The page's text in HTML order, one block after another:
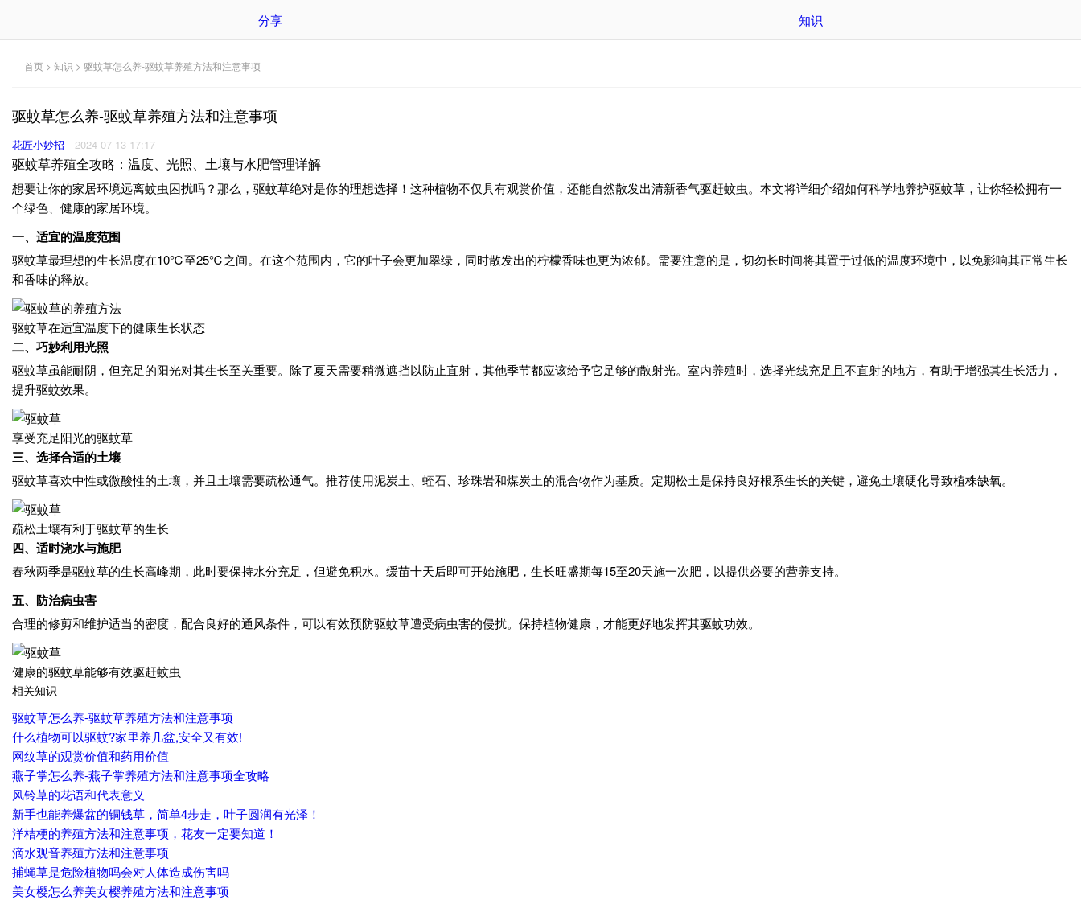
分享 知识
首页 > 知识 > 驱蚊草怎么养-驱蚊草养殖方法和注意事项
驱蚊草怎么养-驱蚊草养殖方法和注意事项
花匠小妙招 2024-07-13 17:17
驱蚊草养殖全攻略：温度、光照、土壤与水肥管理详解
想要让你的家居环境远离蚊虫困扰吗？那么，驱蚊草绝对是你的理想选择！这种植物不仅具有观赏价值，还能自然散发出清新香气驱赶蚊虫。本文将详细介绍如何科学地养护驱蚊草，让你轻松拥有一
个绿色、健康的家居环境。
一、适宜的温度范围
驱蚊草最理想的生长温度在10℃至25℃之间。在这个范围内，它的叶子会更加翠绿，同时散发出的柠檬香味也更为浓郁。需要注意的是，切勿长时间将其置于过低的温度环境中，以免影响其正常生长
和香味的释放。
驱蚊草在适宜温度下的健康生长状态
二、巧妙利用光照
驱蚊草虽能耐阴，但充足的阳光对其生长至关重要。除了夏天需要稍微遮挡以防止直射，其他季节都应该给予它足够的散射光。室内养殖时，选择光线充足且不直射的地方，有助于增强其生长活力，
提升驱蚊效果。
享受充足阳光的驱蚊草
三、选择合适的土壤
驱蚊草喜欢中性或微酸性的土壤，并且土壤需要疏松通气。推荐使用泥炭土、蛭石、珍珠岩和煤炭土的混合物作为基质。定期松土是保持良好根系生长的关键，避免土壤硬化导致植株缺氧。
疏松土壤有利于驱蚊草的生长
四、适时浇水与施肥
春秋两季是驱蚊草的生长高峰期，此时要保持水分充足，但避免积水。缓苗十天后即可开始施肥，生长旺盛期每15至20天施一次肥，以提供必要的营养支持。
五、防治病虫害
合理的修剪和维护适当的密度，配合良好的通风条件，可以有效预防驱蚊草遭受病虫害的侵扰。保持植物健康，才能更好地发挥其驱蚊功效。
健康的驱蚊草能够有效驱赶蚊虫
相关知识
驱蚊草怎么养-驱蚊草养殖方法和注意事项
什么植物可以驱蚊?家里养几盆,安全又有效!
网纹草的观赏价值和药用价值
燕子掌怎么养-燕子掌养殖方法和注意事项全攻略
风铃草的花语和代表意义
新手也能养爆盆的铜钱草，简单4步走，叶子圆润有光泽！
洋桔梗的养殖方法和注意事项，花友一定要知道！
滴水观音养殖方法和注意事项
捕蝇草是危险植物吗会对人体造成伤害吗
美女樱怎么养美女樱养殖方法和注意事项